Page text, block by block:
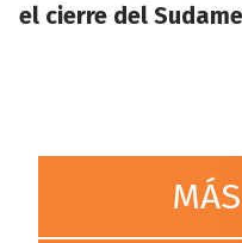
el cierre del